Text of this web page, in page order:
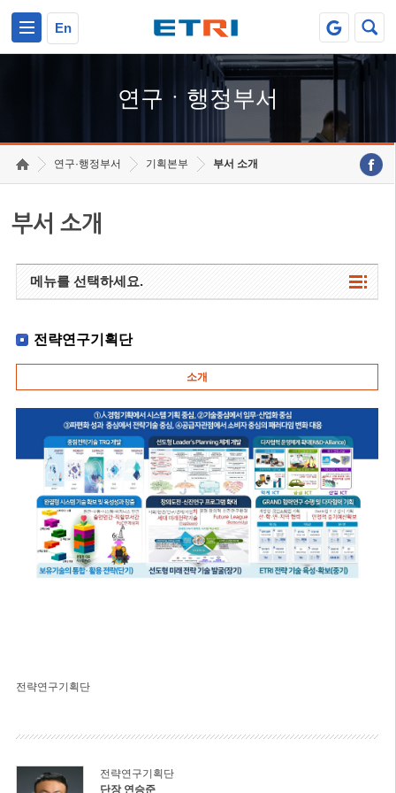
En
연구ㆍ행정부서
연구·행정부서 기획본부 부서 소개
부서 소개
메뉴를 선택하세요.
전략연구기획단
소개
전략연구기획단
전략연구기획단
단장 연승준